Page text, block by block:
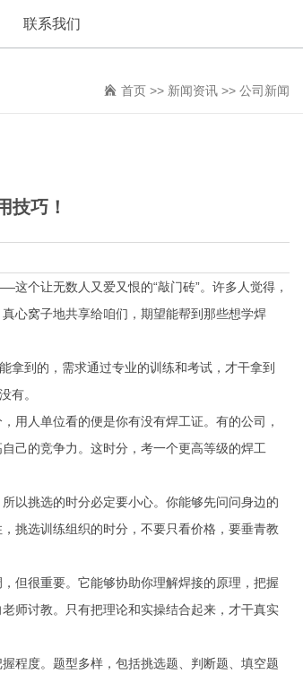
联系我们
首页 >> 新闻资讯 >> 公司新闻
技巧！
个让无数人又爱又恨的“敲门砖”。许多人觉得，
心窝子地共享给咱们，期望能帮到那些想学焊
拿到的，需求通过专业的训练和考试，才干拿到
有。
用人单位看的便是你有没有焊工证。有的公司，
己的竞争力。这时分，考一个更高等级的焊工
以挑选的时分必定要小心。你能够先问问身边的
挑选训练组织的时分，不要只看价格，要垂青教
但很重要。它能够协助你理解焊接的原理，把握
师讨教。只有把理论和实操结合起来，才干真实
程度。题型多样，包括挑选题、判断题、填空题